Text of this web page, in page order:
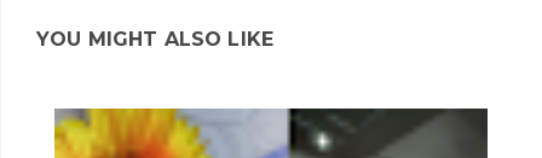
YOU MIGHT ALSO LIKE